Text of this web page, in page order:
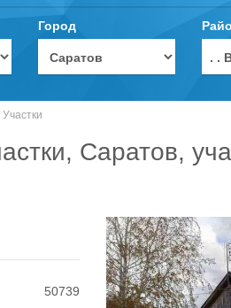
Город
. .
Участки
Саратов,
50739